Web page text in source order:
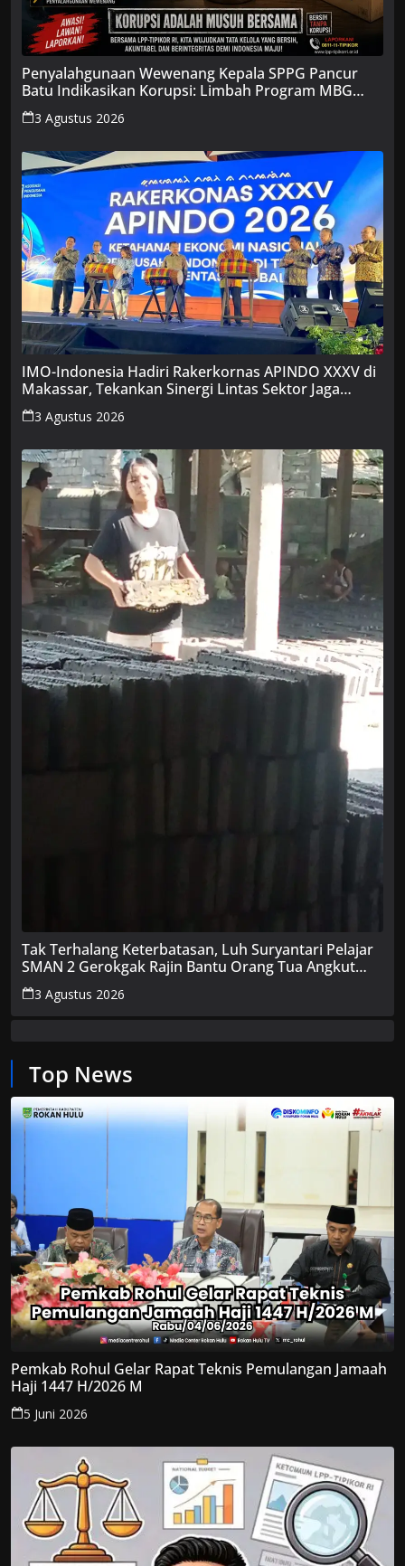
Penyalahgunaan Wewenang Kepala SPPG Pancur
Batu Indikasikan Korupsi: Limbah Program MBG
Dijual, Gaji Pekerja Diduga Dimanipulasi
3 Agustus 2026
IMO-Indonesia Hadiri Rakerkornas APINDO XXXV di
Makassar, Tekankan Sinergi Lintas Sektor Jaga
Ketahanan Ekonomi
3 Agustus 2026
Tak Terhalang Keterbatasan, Luh Suryantari Pelajar
SMAN 2 Gerokgak Rajin Bantu Orang Tua Angkut
Batako Demi Sekolah
3 Agustus 2026
Top News
Pemkab Rohul Gelar Rapat Teknis Pemulangan Jamaah
Haji 1447 H/2026 M
5 Juni 2026